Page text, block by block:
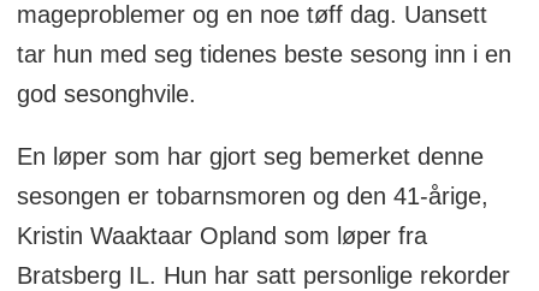
mageproblemer og en noe tøff dag. Uansett
tar hun med seg tidenes beste sesong inn i en
god sesonghvile.
En løper som har gjort seg bemerket denne
sesongen er tobarnsmoren og den 41-årige,
Kristin Waaktaar Opland som løper fra
Bratsberg IL. Hun har satt personlige rekorder